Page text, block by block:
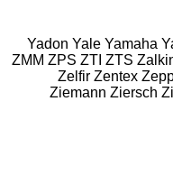
Yadon Yale Yamaha
ZMM ZPS ZTI ZTS
Zelfir Zentex
Ziemann Ziersch